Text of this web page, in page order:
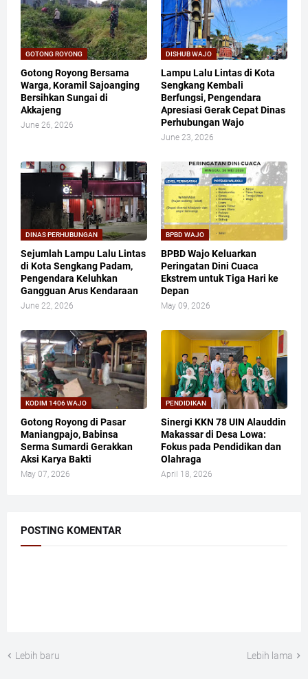
GOTONG ROYONG
Gotong Royong Bersama
Warga, Koramil Sajoanging
Bersihkan Sungai di
Akkajeng
June 26, 2026
DISHUB WAJO
Lampu Lalu Lintas di Kota
Sengkang Kembali
Berfungsi, Pengendara
Apresiasi Gerak Cepat Dinas
Perhubungan Wajo
June 23, 2026
DINAS PERHUBUNGAN
Sejumlah Lampu Lalu Lintas
di Kota Sengkang Padam,
Pengendara Keluhkan
Gangguan Arus Kendaraan
June 22, 2026
BPBD WAJO
BPBD Wajo Keluarkan
Peringatan Dini Cuaca
Ekstrem untuk Tiga Hari ke
Depan
May 09, 2026
KODIM 1406 WAJO
Gotong Royong di Pasar
Maniangpajo, Babinsa
Serma Sumardi Gerakkan
Aksi Karya Bakti
May 07, 2026
PENDIDIKAN
Sinergi KKN 78 UIN Alauddin
Makassar di Desa Lowa:
Fokus pada Pendidikan dan
Olahraga
April 18, 2026
POSTING KOMENTAR
Lebih baru Lebih lama